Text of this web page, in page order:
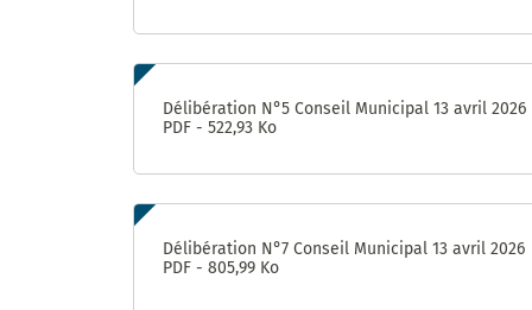
Délibération N°5 Conseil Municipal 13 avril 2026
PDF - 522,93 Ko
Délibération N°7 Conseil Municipal 13 avril 2026
PDF - 805,99 Ko